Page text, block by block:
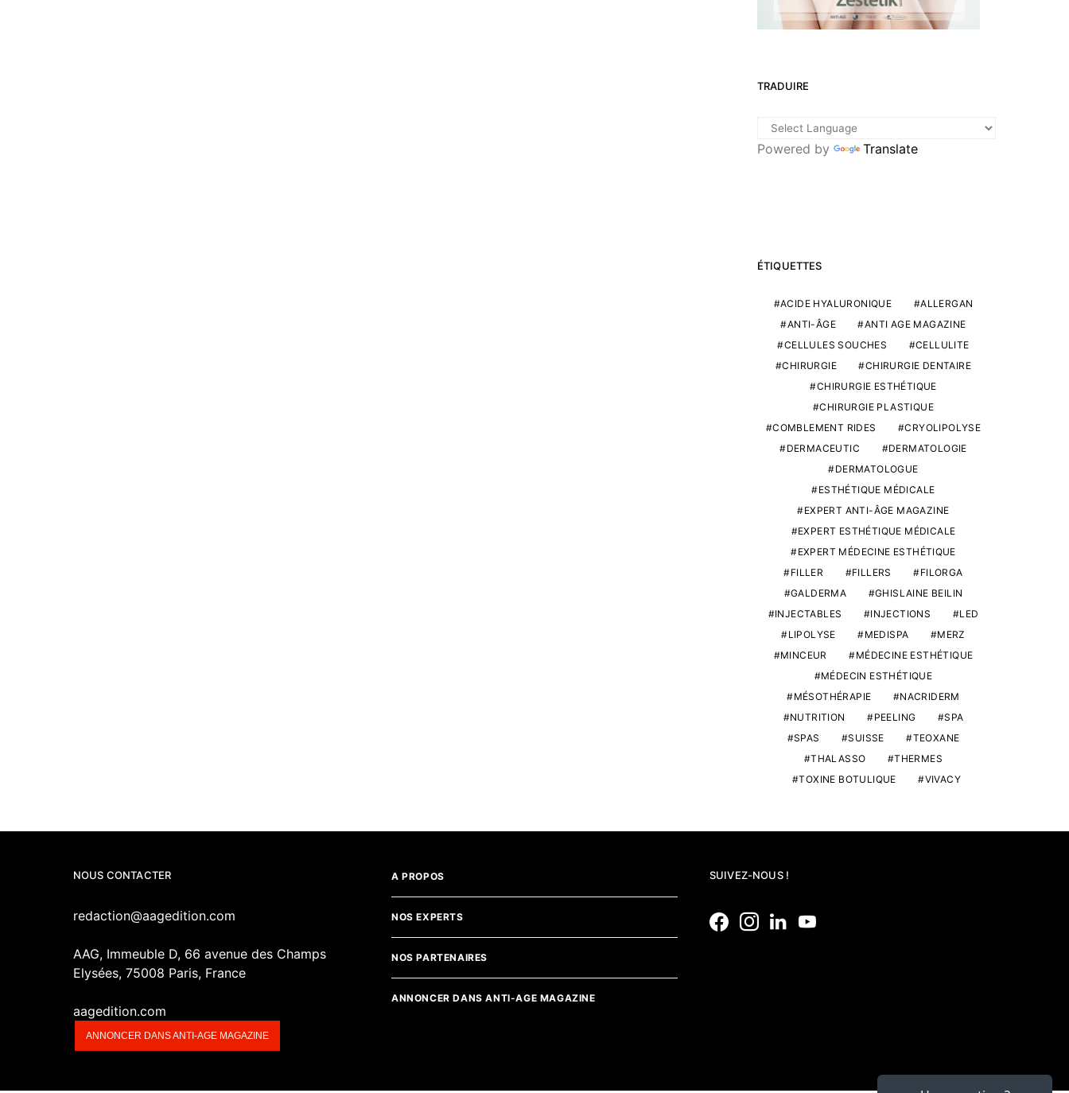
TRADUIRE
Powered by Translate
ÉTIQUETTES
ACIDE HYALURONIQUE
ALLERGAN
ANTI-ÂGE
ANTI AGE MAGAZINE
CELLULES SOUCHES
CELLULITE
CHIRURGIE
CHIRURGIE DENTAIRE
CHIRURGIE ESTHÉTIQUE
CHIRURGIE PLASTIQUE
COMBLEMENT RIDES
CRYOLIPOLYSE
DERMACEUTIC
DERMATOLOGIE
DERMATOLOGUE
ESTHÉTIQUE MÉDICALE
EXPERT ANTI-ÂGE MAGAZINE
EXPERT ESTHÉTIQUE MÉDICALE
EXPERT MÉDECINE ESTHÉTIQUE
FILLER
FILLERS
FILORGA
GALDERMA
GHISLAINE BEILIN
INJECTABLES
INJECTIONS
LED
LIPOLYSE
MEDISPA
MERZ
MINCEUR
MÉDECINE ESTHÉTIQUE
MÉDECIN ESTHÉTIQUE
MÉSOTHÉRAPIE
NACRIDERM
NUTRITION
PEELING
SPA
SPAS
SUISSE
TEOXANE
THALASSO
THERMES
TOXINE BOTULIQUE
VIVACY
NOUS CONTACTER
redaction@aagedition.com
AAG, Immeuble D, 66 avenue des Champs
Elysées, 75008 Paris, France
aagedition.com
ANNONCER DANS ANTI-AGE MAGAZINE
A PROPOS
NOS EXPERTS
NOS PARTENAIRES
ANNONCER DANS ANTI-AGE MAGAZINE
SUIVEZ-NOUS !